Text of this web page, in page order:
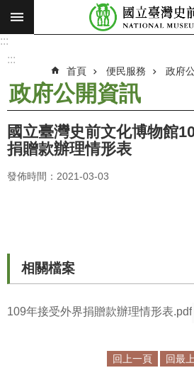
跳到主要內容區塊
搜
願
使
命
最
參
觀
覽
:::
:::
首頁 便民服務 政府
政府公開資訊
國立臺灣史前文化博物館
捐贈款辦理情形表
發佈時間：2021-03-03
相關檔案
109年接受外界捐贈款辦理情形表.pdf
回上一頁 回最